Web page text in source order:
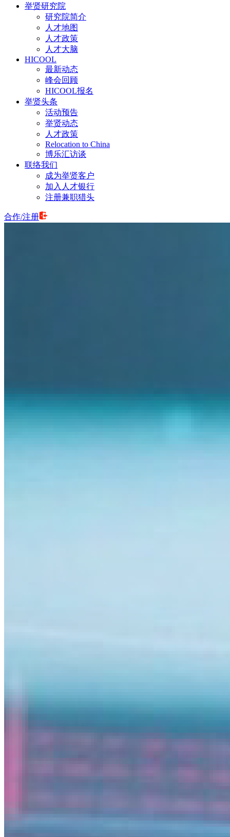
举贤研究院
研究院简介
人才地图
人才政策
人才大脑
HICOOL
最新动态
峰会回顾
HICOOL报名
举贤头条
活动预告
举贤动态
人才政策
Relocation to China
博乐汇访谈
联络我们
成为举贤客户
加入人才银行
注册兼职猎头
合作/注册